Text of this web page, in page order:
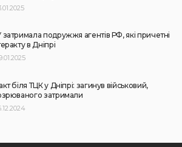
подружжя агентів РФ, які причетні
в Дніпрі
біля ТЦК у Дніпрі: загинув військовий,
затримали